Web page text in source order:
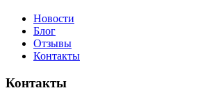
Новости
Блог
Отзывы
Контакты
Контакты